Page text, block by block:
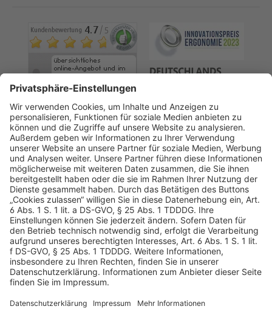
AGB Datenschutz
Impressum
Sicherheitshinweis
Compliance